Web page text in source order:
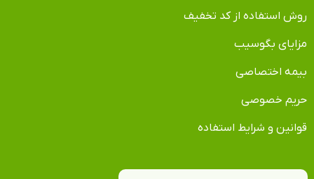
روش استفاده از کد تخفیف
مزایای بگوسیب
بیمه اختصاصی
حریم خصوصی
قوانین و شرایط استفاده